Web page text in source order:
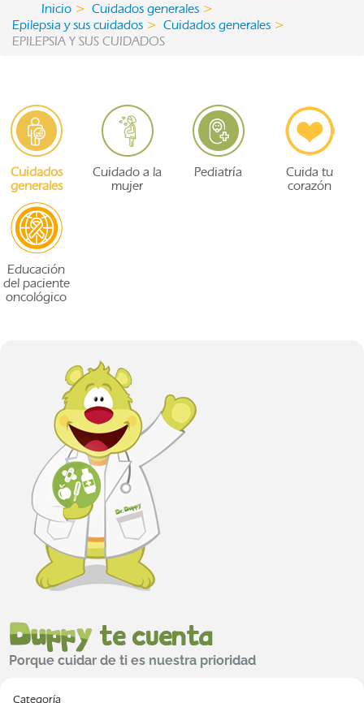
Inicio
Cuidados generales
Epilepsia y sus cuidados
Cuidados generales
EPILEPSIA Y SUS CUIDADOS
Cuidados
generales
Cuidado a la
mujer
Pediatría
Cuida tu
corazón
Educación
del paciente
oncológico
Categoría